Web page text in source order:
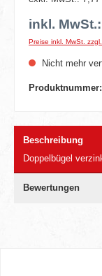
inkl.
Preise inkl. MwSt.
Nicht mehr
Produktnummer:
Beschreibung
Doppelbügel
Bewertungen